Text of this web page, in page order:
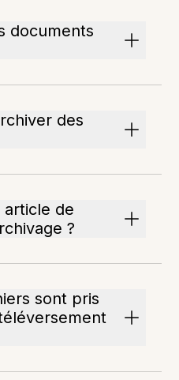
documents
des
article de
?
sont pris